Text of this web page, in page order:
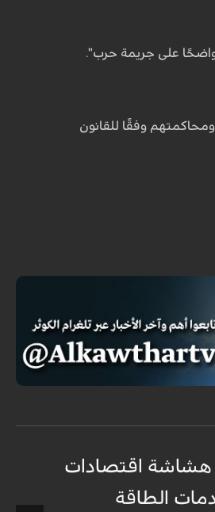
واضحًا على جريمة حرب".
ومحاكمتهم وفقًا للقانون
هشاشة اقتصادات
الطاقة